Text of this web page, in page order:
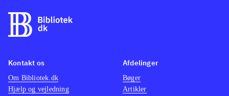
Kontakt os
Om Bibliotek.dk
Hjælp og vejledning
Afdelinger
Bøger
Artikler